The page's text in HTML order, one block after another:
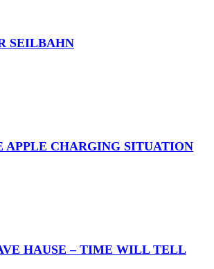
SEILBAHN
CHARGING SITUATION
HAUSE – TIME WILL TELL